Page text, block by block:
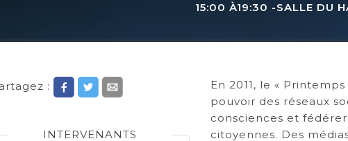
15:00 À19:30 -SALLE DU
:
INTERVENANTS
En 2011, le «
pouvoir des réseaux
consciences et
citoyennes. Des